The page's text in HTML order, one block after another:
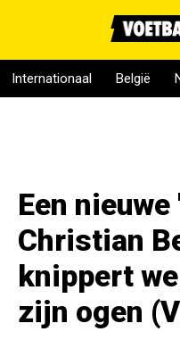
Internationaal België
Een
Christian
knippert
zijn ogen